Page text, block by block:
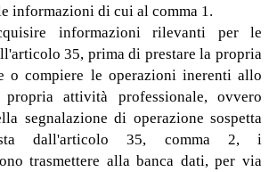
informazioni di cui al comma 1.
informazioni rilevanti per le
35, prima di prestare la propria
o compiere le operazioni inerenti allo
attività professionale, ovvero
segnalazione di operazione sospetta
dall'articolo 35, comma 2, i
trasmettere alla banca dati, per via